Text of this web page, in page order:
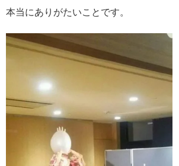
本当にありがたいことです。